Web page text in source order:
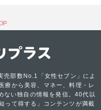
売部数No.1「女性セブン」によ
療から美容、マネー、料理・レ
ない独自の情報を発信。40代以
って得する」コンテンツが満載